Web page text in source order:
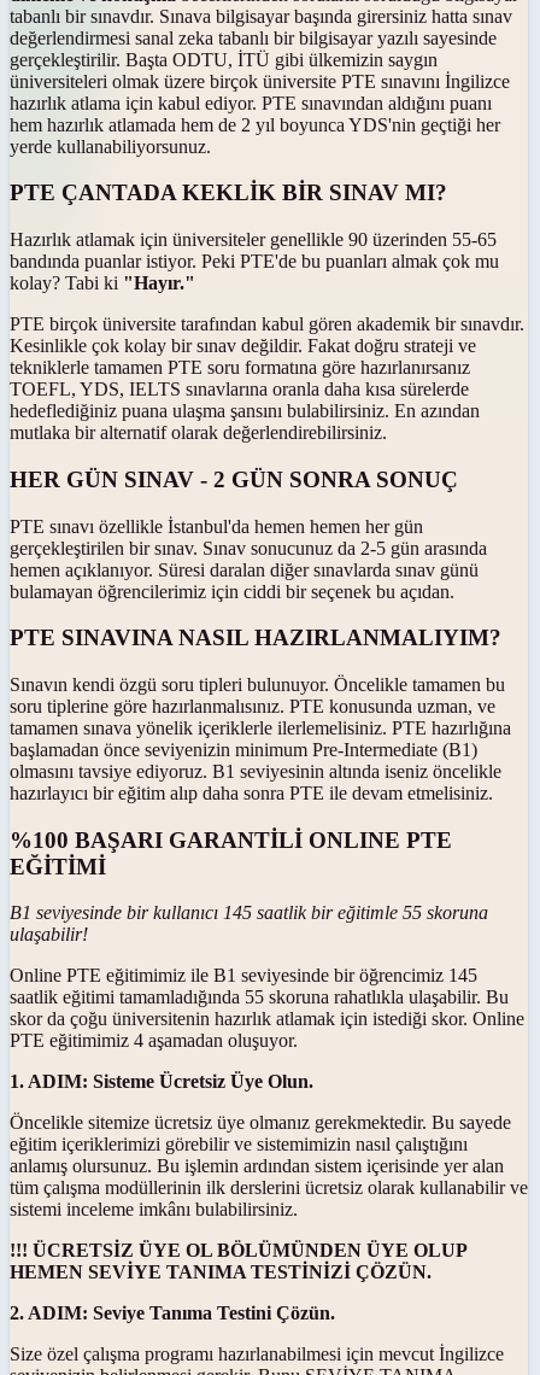
tabanlı bir sınavdır. Sınava bilgisayar başında girersiniz hatta sınav
değerlendirmesi sanal zeka tabanlı bir bilgisayar yazılı sayesinde
gerçekleştirilir. Başta ODTU, İTÜ gibi ülkemizin saygın
üniversiteleri olmak üzere birçok üniversite PTE sınavını İngilizce
hazırlık atlama için kabul ediyor. PTE sınavından aldığını puanı
hem hazırlık atlamada hem de 2 yıl boyunca YDS'nin geçtiği her
yerde kullanabiliyorsunuz.
PTE ÇANTADA KEKLİK BİR SINAV MI?
Hazırlık atlamak için üniversiteler genellikle 90 üzerinden 55-65
bandında puanlar istiyor. Peki PTE'de bu puanları almak çok mu
kolay? Tabi ki "Hayır."
PTE birçok üniversite tarafından kabul gören akademik bir sınavdır.
Kesinlikle çok kolay bir sınav değildir. Fakat doğru strateji ve
tekniklerle tamamen PTE soru formatına göre hazırlanırsanız
TOEFL, YDS, IELTS sınavlarına oranla daha kısa sürelerde
hedeflediğiniz puana ulaşma şansını bulabilirsiniz. En azından
mutlaka bir alternatif olarak değerlendirebilirsiniz.
HER GÜN SINAV - 2 GÜN SONRA SONUÇ
PTE sınavı özellikle İstanbul'da hemen hemen her gün
gerçekleştirilen bir sınav. Sınav sonucunuz da 2-5 gün arasında
hemen açıklanıyor. Süresi daralan diğer sınavlarda sınav günü
bulamayan öğrencilerimiz için ciddi bir seçenek bu açıdan.
PTE SINAVINA NASIL HAZIRLANMALIYIM?
Sınavın kendi özgü soru tipleri bulunuyor. Öncelikle tamamen bu
soru tiplerine göre hazırlanmalısınız. PTE konusunda uzman, ve
tamamen sınava yönelik içeriklerle ilerlemelisiniz. PTE hazırlığına
başlamadan önce seviyenizin minimum Pre-Intermediate (B1)
olmasını tavsiye ediyoruz. B1 seviyesinin altında iseniz öncelikle
hazırlayıcı bir eğitim alıp daha sonra PTE ile devam etmelisiniz.
%100 BAŞARI GARANTİLİ ONLINE PTE
EĞİTİMİ
B1 seviyesinde bir kullanıcı 145 saatlik bir eğitimle 55 skoruna
ulaşabilir!
Online PTE eğitimimiz ile B1 seviyesinde bir öğrencimiz 145
saatlik eğitimi tamamladığında 55 skoruna rahatlıkla ulaşabilir. Bu
skor da çoğu üniversitenin hazırlık atlamak için istediği skor. Online
PTE eğitimimiz 4 aşamadan oluşuyor.
1. ADIM: Sisteme Ücretsiz Üye Olun.
Öncelikle sitemize ücretsiz üye olmanız gerekmektedir. Bu sayede
eğitim içeriklerimizi görebilir ve sistemimizin nasıl çalıştığını
anlamış olursunuz. Bu işlemin ardından sistem içerisinde yer alan
tüm çalışma modüllerinin ilk derslerini ücretsiz olarak kullanabilir ve
sistemi inceleme imkânı bulabilirsiniz.
!!! ÜCRETSİZ ÜYE OL BÖLÜMÜNDEN ÜYE OLUP
HEMEN SEVİYE TANIMA TESTİNİZİ ÇÖZÜN.
2. ADIM: Seviye Tanıma Testini Çözün.
Size özel çalışma programı hazırlanabilmesi için mevcut İngilizce